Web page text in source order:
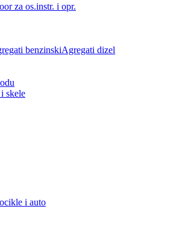
za os.instr. i opr.
benzinskiAgregati dizel
skele
i auto